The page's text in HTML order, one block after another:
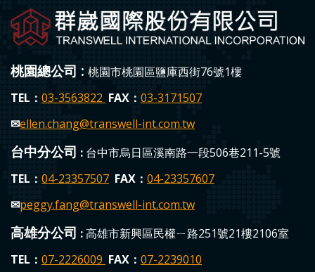
桃園總公司 : 桃園市桃園區鹽庫西街76號1樓
TEL： 03-3563822 FAX： 03-3171507
✉ellen.chang@transwell-int.com.tw
台中分公司 : 台中市烏日區溪南路一段506巷211-5號
TEL： 04-23357507 FAX： 04-23357607
✉peggy.fang@transwell-int.com.tw
高雄分公司 :高雄市新興區民權ㄧ路251號21樓2106室
TEL： 07-2226009 FAX： 07-2239010